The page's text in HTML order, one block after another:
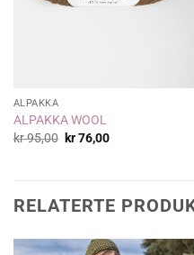
ALPAKKA
ALPAKKA WOOL
kr95,00 Opprinnelig
kr76,00Nåværende
RELATERTE